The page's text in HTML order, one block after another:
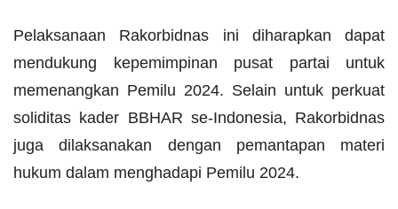
Pelaksanaan Rakorbidnas ini diharapkan dapat
mendukung kepemimpinan pusat partai untuk
memenangkan Pemilu 2024. Selain untuk perkuat
soliditas kader BBHAR se-Indonesia, Rakorbidnas
juga dilaksanakan dengan pemantapan materi
hukum dalam menghadapi Pemilu 2024.